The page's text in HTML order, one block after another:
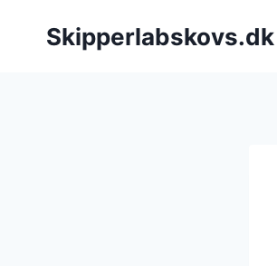
Skipperlabskovs.dk